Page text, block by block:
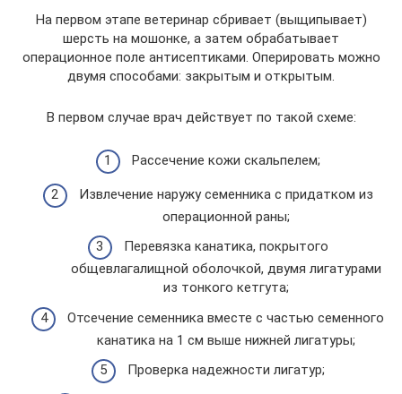
На первом этапе ветеринар сбривает (выщипывает)
шерсть на мошонке, а затем обрабатывает
операционное поле антисептиками. Оперировать можно
двумя способами: закрытым и открытым.
В первом случае врач действует по такой схеме:
Рассечение кожи скальпелем;
Извлечение наружу семенника с придатком из
операционной раны;
Перевязка канатика, покрытого
общевлагалищной оболочкой, двумя лигатурами
из тонкого кетгута;
Отсечение семенника вместе с частью семенного
канатика на 1 см выше нижней лигатуры;
Проверка надежности лигатур;